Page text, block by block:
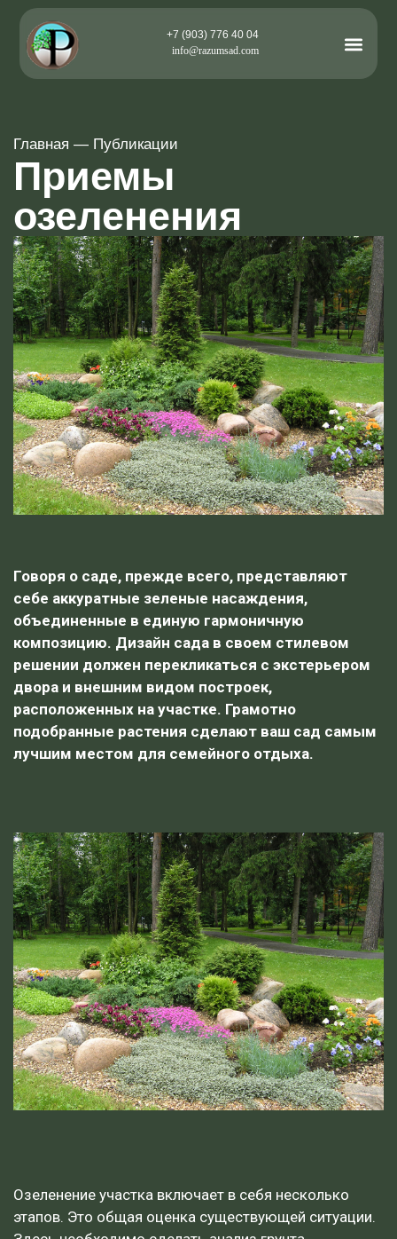
+7 (903) 776 40 04
info@razumsad.com
Главная — Публикации
Приемы
озеленения
Говоря о саде, прежде всего, представляют
себе аккуратные зеленые насаждения,
объединенные в единую гармоничную
композицию. Дизайн сада в своем стилевом
решении должен перекликаться с экстерьером
двора и внешним видом построек,
расположенных на участке. Грамотно
подобранные растения сделают ваш сад самым
лучшим местом для семейного отдыха.
Озеленение участка включает в себя несколько
этапов. Это общая оценка существующей ситуации.